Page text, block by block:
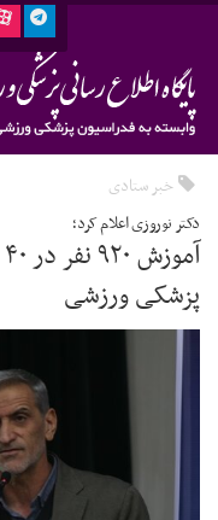
خبر ستادی
دکتر نوروزی اعلام کرد؛
پزشکی ورزشی